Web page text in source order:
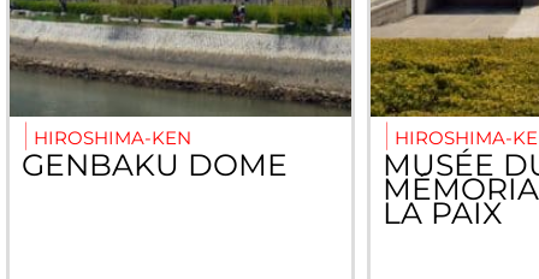
HIROSHIMA-KEN
GENBAKU DOME
HIROSHIMA-
MUSÉE
LA PAIX